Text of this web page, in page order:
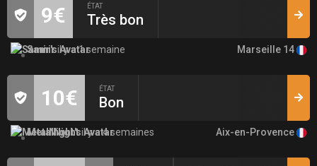
9€ ÉTAT
Très bon
Samiril y a 1 semaine Marseille 14
10€ ÉTAT
Bon
MetalNightil y a 4 semaines Aix-en-Provence